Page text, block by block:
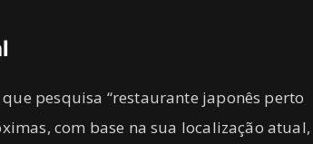
pesquisa “restaurante japonês perto
com base na sua localização atual,